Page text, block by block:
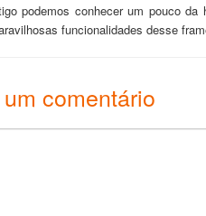
podemos conhecer um pouco
funcionalidades desse
comentário